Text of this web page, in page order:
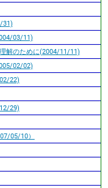
31)
03/11)
解のために(2004/11/11)
02/02)
22)
29)
05/10）